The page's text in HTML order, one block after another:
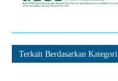
Terkait Berdasarkan Kategori